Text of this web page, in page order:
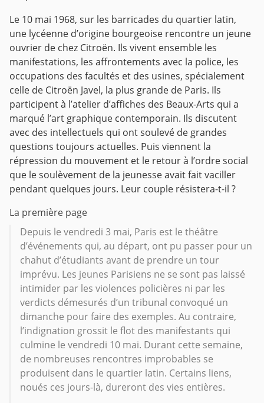
Le 10 mai 1968, sur les barricades du quartier latin,
une lycéenne d’origine bourgeoise rencontre un jeune
ouvrier de chez Citroën. Ils vivent ensemble les
manifestations, les affrontements avec la police, les
occupations des facultés et des usines, spécialement
celle de Citroën Javel, la plus grande de Paris. Ils
participent à l’atelier d’affiches des Beaux-Arts qui a
marqué l’art graphique contemporain. Ils discutent
avec des intellectuels qui ont soulevé de grandes
questions toujours actuelles. Puis viennent la
répression du mouvement et le retour à l’ordre social
que le soulèvement de la jeunesse avait fait vaciller
pendant quelques jours. Leur couple résistera-t-il ?
La première page
Depuis le vendredi 3 mai, Paris est le théâtre
d’événements qui, au départ, ont pu passer pour un
chahut d’étudiants avant de prendre un tour
imprévu. Les jeunes Parisiens ne se sont pas laissé
intimider par les violences policières ni par les
verdicts démesurés d’un tribunal convoqué un
dimanche pour faire des exemples. Au contraire,
l’indignation grossit le flot des manifestants qui
culmine le vendredi 10 mai. Durant cette semaine,
de nombreuses rencontres improbables se
produisent dans le quartier latin. Certains liens,
noués ces jours-là, dureront des vies entières.